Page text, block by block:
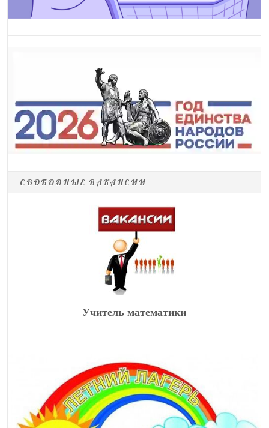
СВОБОДНЫЕ ВАКАНСИИ
Учитель математики